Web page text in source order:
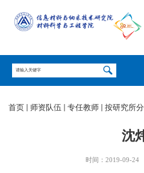
首页 师资队伍 专任教师 按研究所分
沈
时间：2019-09-24